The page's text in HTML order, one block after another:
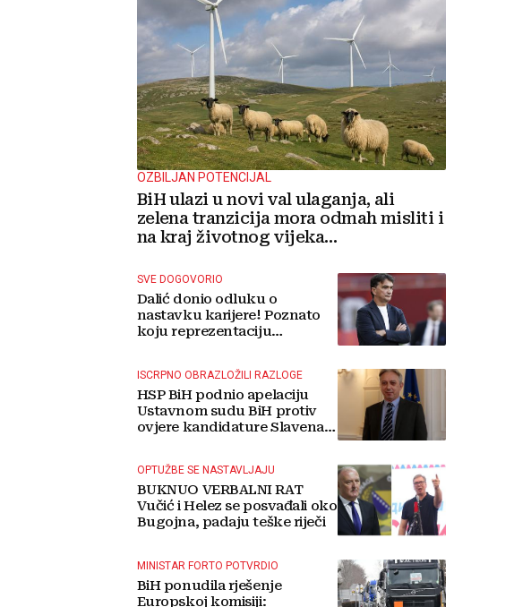
OZBILJAN POTENCIJAL
BiH ulazi u novi val ulaganja, ali
zelena tranzicija mora odmah misliti i
na kraj životnog vijeka
SVE DOGOVORIO
Dalić donio odluku o
nastavku karijere! Poznato
koju reprezentaciju
ISCRPNO OBRAZLOŽILI RAZLOGE
HSP BiH podnio apelaciju
Ustavnom sudu BiH protiv
ovjere kandidature Slavena
OPTUŽBE SE NASTAVLJAJU
BUKNUO VERBALNI RAT
Vučić i Helez se posvađali oko
Bugojna, padaju teške riječi
MINISTAR FORTO POTVRDIO
BiH ponudila rješenje
Europskoj komisiji: